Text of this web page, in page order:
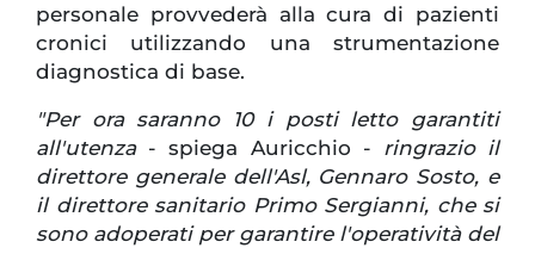
personale provvederà alla cura di pazienti
cronici utilizzando una strumentazione
diagnostica di base.
"Per ora saranno 10 i posti letto garantiti
all'utenza- spiega Auricchio - ringrazio il
direttore generale dell'Asl, Gennaro Sosto, e
il direttore sanitario Primo Sergianni, che si
sono adoperati per garantire l'operatività del